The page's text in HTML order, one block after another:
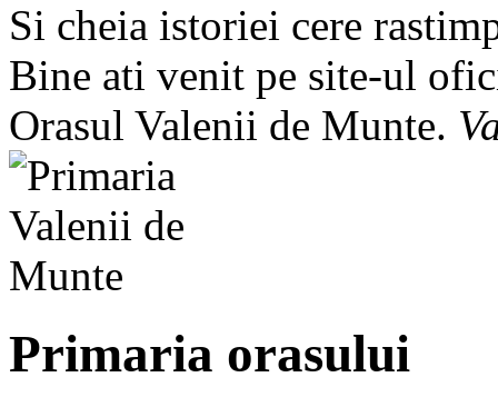
Si cheia istoriei cere
Bine ati venit pe site-ul
Orasul Valenii de Munte.
Primaria orasului